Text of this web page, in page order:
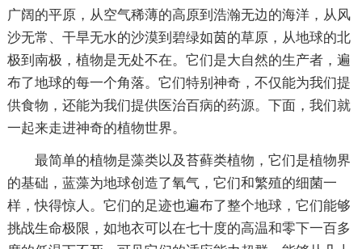
广阔的平原，从空气稀薄的高原到浩瀚无边的海洋，从风
沙无常、干旱无水的沙漠到碧绿如茵的草原，从地球的北
极到南极，植物是无处不在。它们是大自然的生产者，遍
布了地球的每一个角落。它们特别神奇，不仅能为我们提
供食物，还能为我们提供医治百病的药源。下面，我们就
一起来走进神奇的植物世界。
最简单的植物是藻类以及苔藓类植物，它们是植物界
的基础，蓝藻为地球创造了氧气，它们和繁殖的细菌一
样，快得惊人。它们的足迹也遍布了整个地球，它们能够
挑战生命极限，如地衣可以在七十度的高温和零下一百多